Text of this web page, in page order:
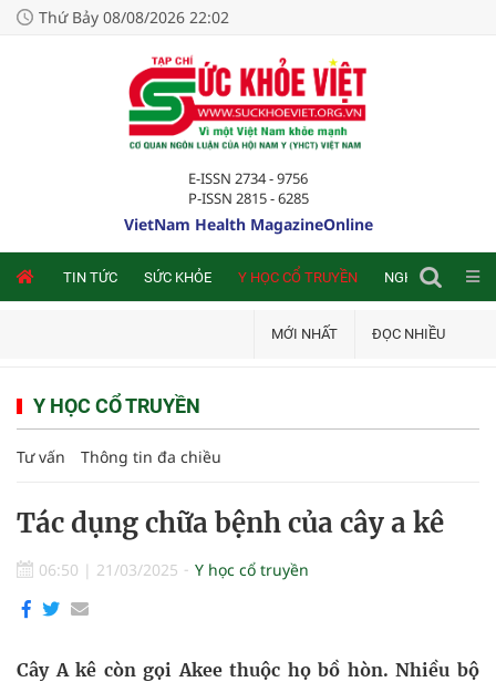
Thứ Bảy 08/08/2026 22:02
E-ISSN 2734 - 9756
P-ISSN 2815 - 6285
VietNam Health MagazineOnline
TIN TỨC SỨC KHỎE Y HỌC CỔ TRUYỀN NGHIÊN CỨU
MỚI NHẤT ĐỌC NHIỀU
Y HỌC CỔ TRUYỀN
Tư vấn Thông tin đa chiều
Tác dụng chữa bệnh của cây a kê
06:50 | 21/03/2025 Y học cổ truyền
Cây A kê còn gọi Akee thuộc họ bồ hòn. Nhiều bộ